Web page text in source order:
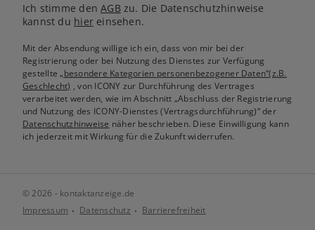
Ich stimme denAGB zu. Die Datenschutzhinweise
kannst du hiereinsehen.
Mit der Absendung willige ich ein, dass von mir bei der
Registrierung oder bei Nutzung des Dienstes zur Verfügung
gestellte„besondere Kategorien personenbezogener Daten“(z.B.
Geschlecht) , von ICONY zur Durchführung des Vertrages
verarbeitet werden, wie im Abschnitt „Abschluss der Registrierung
und Nutzung des ICONY-Dienstes (Vertragsdurchführung)“ der
Datenschutzhinweise näher beschrieben. Diese Einwilligung kann
ich jederzeit mit Wirkung für die Zukunft widerrufen.
© 2026 - kontaktanzeige.de
Impressum
Datenschutz Barrierefreiheit